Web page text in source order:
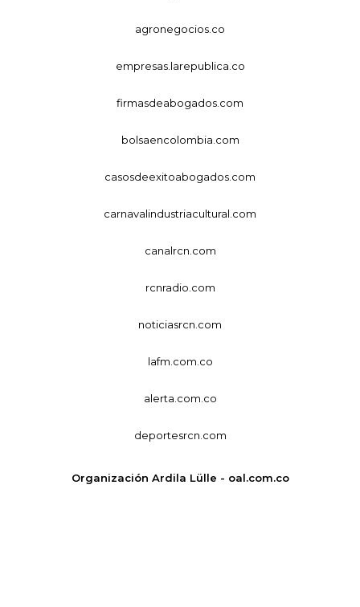
agronegocios.co
empresas.larepublica.co
firmasdeabogados.com
bolsaencolombia.com
casosdeexitoabogados.com
carnavalindustriacultural.com
canalrcn.com
rcnradio.com
noticiasrcn.com
lafm.com.co
alerta.com.co
deportesrcn.com
Organización Ardila Lülle - oal.com.co